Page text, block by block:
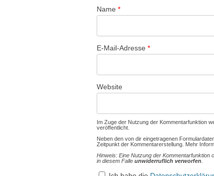
Name *
E-Mail-Adresse *
Website
Im Zuge der Nutzung der Kommentarfunktion
veröffentlicht.
Neben den von dir eingetragenen
Zeitpunkt der Kommentarerstellung. Mehr
Hinweis: Eine Nutzung der Kommentarfunktion
in diesem Falle unwiderruflich verworfen